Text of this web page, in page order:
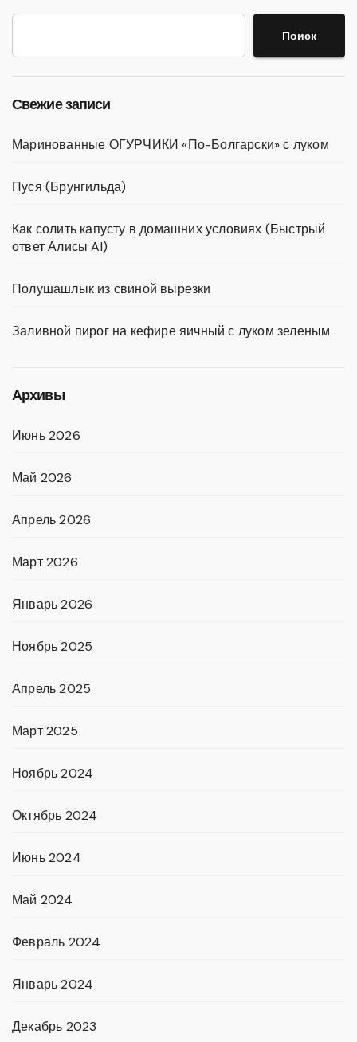
Поиск
Свежие записи
Маринованные ОГУРЧИКИ «По-Болгарски» с луком
Пуся (Брунгильда)
Как солить капусту в домашних условиях (Быстрый
ответ Алисы AI)
Полушашлык из свиной вырезки
Заливной пирог на кефире яичный с луком зеленым
Архивы
Июнь 2026
Май 2026
Апрель 2026
Март 2026
Январь 2026
Ноябрь 2025
Апрель 2025
Март 2025
Ноябрь 2024
Октябрь 2024
Июнь 2024
Май 2024
Февраль 2024
Январь 2024
Декабрь 2023